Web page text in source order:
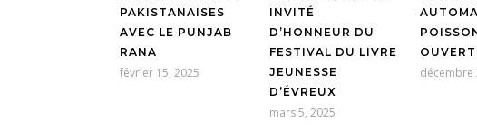
PAKISTANAISES
AVEC LE PUNJAB
RANA
février 15, 2025
INVITÉ
D’HONNEUR DU
FESTIVAL DU LIVRE
JEUNESSE
D’ÉVREUX
mars 5, 2025
décembre